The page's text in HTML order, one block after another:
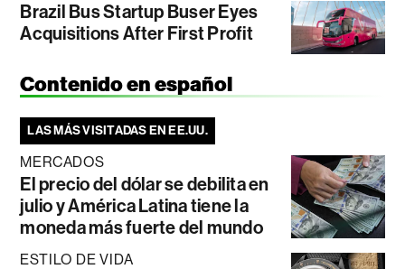
Brazil Bus Startup Buser Eyes
Acquisitions After First Profit
Contenido en español
LAS MÁS VISITADAS EN EE.UU.
MERCADOS
El precio del dólar se debilita en
julio y América Latina tiene la
moneda más fuerte del mundo
ESTILO DE VIDA